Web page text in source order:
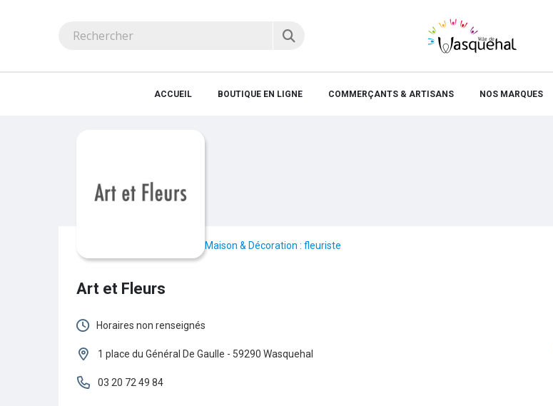
ACCUEIL BOUTIQUE EN LIGNE COMMERÇANTS & ARTISANS NOS MARQUES
Maison & Décoration : fleuriste
Art et Fleurs
Horaires non renseignés
Cet établissement n'a pas encore renseigné ses
1 place du Général De Gaulle - 59290 Wasquehal
03 20 72 49 84